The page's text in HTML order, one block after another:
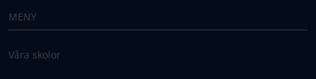
MENY
Våra skolor